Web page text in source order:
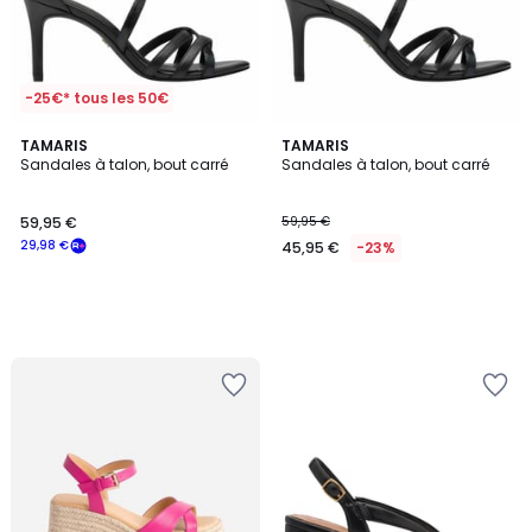
-25€* tous les 50€
TAMARIS
Sandales à talon, bout carré
29,98 €
59,95 €
TAMARIS
Sandales à talon, bout carré
59,95 €
45,95 € -23%